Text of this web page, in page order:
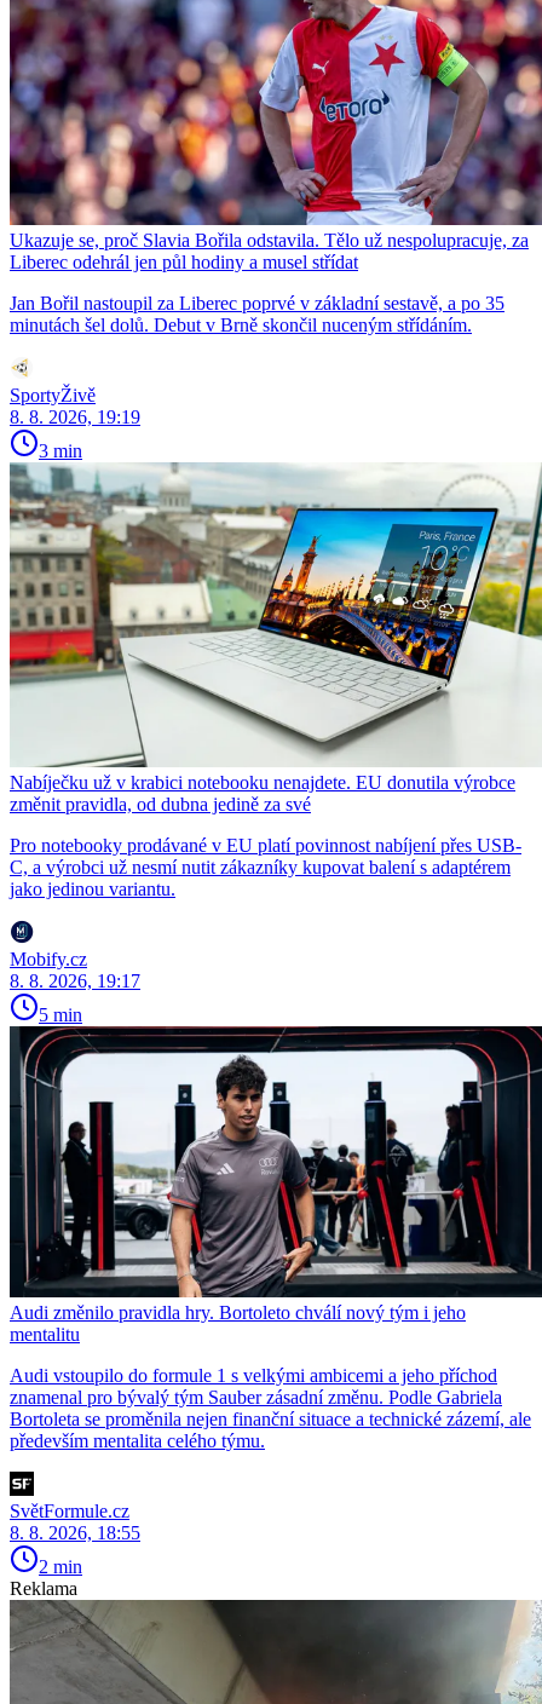
Ukazuje se, proč Slavia Bořila odstavila. Tělo už nespolupracuje, za
Liberec odehrál jen půl hodiny a musel střídat
Jan Bořil nastoupil za Liberec poprvé v základní sestavě, a po 35
minutách šel dolů. Debut v Brně skončil nuceným střídáním.
SportyŽivě
8. 8. 2026, 19:19
3 min
Nabíječku už v krabici notebooku nenajdete. EU donutila výrobce
změnit pravidla, od dubna jedině za své
Pro notebooky prodávané v EU platí povinnost nabíjení přes USB-
C, a výrobci už nesmí nutit zákazníky kupovat balení s adaptérem
jako jedinou variantu.
Mobify.cz
8. 8. 2026, 19:17
5 min
Audi změnilo pravidla hry. Bortoleto chválí nový tým i jeho
mentalitu
Audi vstoupilo do formule 1 s velkými ambicemi a jeho příchod
znamenal pro bývalý tým Sauber zásadní změnu. Podle Gabriela
Bortoleta se proměnila nejen finanční situace a technické zázemí, ale
především mentalita celého týmu.
SvětFormule.cz
8. 8. 2026, 18:55
2 min
Reklama